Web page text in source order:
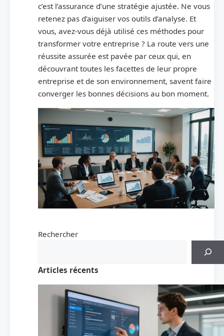
c’est l’assurance d’une stratégie ajustée. Ne vous
retenez pas d’aiguiser vos outils d’analyse. Et
vous, avez-vous déjà utilisé ces méthodes pour
transformer votre entreprise ? La route vers une
réussite assurée est pavée par ceux qui, en
découvrant toutes les facettes de leur propre
entreprise et de son environnement, savent faire
converger les bonnes décisions au bon moment.
Rechercher
Articles récents